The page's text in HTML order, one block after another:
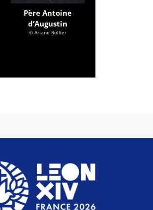
Père Antoine
d’Augustin
© Ariane Rollier